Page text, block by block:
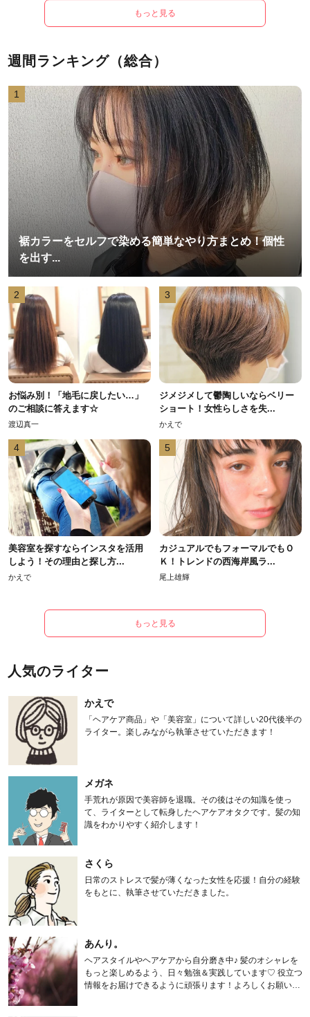
もっと見る
週間ランキング（総合）
1
裾カラーをセルフで染める簡単なやり方まとめ！個性
を出す...
2
お悩み別！「地毛に戻したい…」
のご相談に答えます☆
渡辺真一
3
ジメジメして鬱陶しいならベリー
ショート！女性らしさを失...
かえで
4
美容室を探すならインスタを活用
しよう！その理由と探し方...
かえで
5
カジュアルでもフォーマルでもＯ
Ｋ！トレンドの西海岸風ラ...
尾上雄輝
もっと見る
人気のライター
かえで
「ヘアケア商品」や「美容室」について詳しい20代後半の
ライター。楽しみながら執筆させていただきます！
メガネ
手荒れが原因で美容師を退職。その後はその知識を使っ
て、ライターとして転身したヘアケアオタクです。髪の知
識をわかりやすく紹介します！
さくら
日常のストレスで髪が薄くなった女性を応援！自分の経験
をもとに、執筆させていただきました。
あんり。
ヘアスタイルやヘアケアから自分磨き中♪ 髪のオシャレを
もっと楽しめるよう、日々勉強＆実践しています♡ 役立つ
情報をお届けできるように頑張ります！よろしくお願いし